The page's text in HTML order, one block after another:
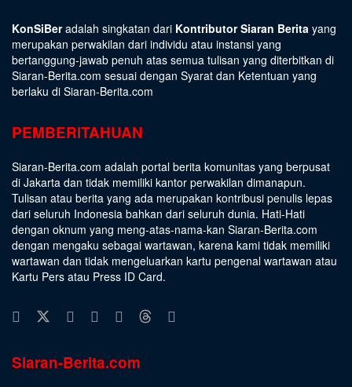
KonSiBeradalah singkatan dari Kontributor Siaran Berita yang
merupakan perwakilan dari individu atau instansi yang
bertanggung-jawab penuh atas semua tulisan yang diterbitkan di
Siaran-Berita.com sesuai dengan Syarat dan Ketentuan yang
berlaku di Siaran-Berita.com
PEMBERITAHUAN
Siaran-Berita.com adalah portal berita komunitas yang berpusat
di Jakarta dan tidak memiliki kantor perwakilan dimanapun.
Tulisan atau berita yang ada merupakan kontribusi penulis lepas
dari seluruh Indonesia bahkan dari seluruh dunia. Hati-Hati
dengan oknum yang meng-atas-nama-kan Siaran-Berita.com
dengan mengaku sebagai wartawan, karena kami tidak memiliki
wartawan dan tidak mengeluarkan kartu pengenal wartawan atau
Kartu Pers atau Press ID Card.
Siaran-Berita.com